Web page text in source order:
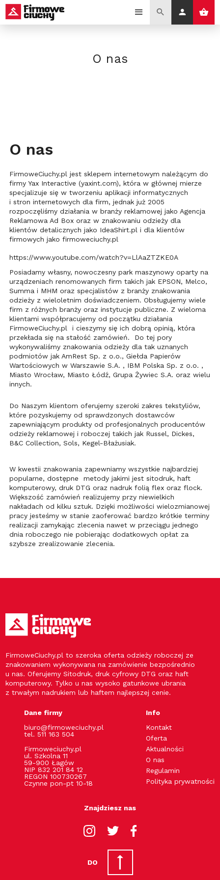
O nas
O nas
FirmoweCiuchy.pl jest sklepem internetowym należącym do
firmy Yax Interactive (yaxint.com), która w głównej mierze
specjalizuje się w tworzeniu aplikacji informatycznych
i stron internetowych dla firm, jednak już 2005
rozpoczęliśmy działania w branży reklamowej jako Agencja
Reklamowa Ad Box oraz w znakowaniu odzieży dla
klientów detalicznych jako IdeaShirt.pl i dla klientów
firmowych jako firmoweciuchy.pl
https://www.youtube.com/watch?v=LlAaZTZKE0A
Posiadamy własny, nowoczesny park maszynowy oparty na
urządzeniach renomowanych firm takich jak EPSON, Melco,
Summa i MHM oraz specjalistów z branży znakowania
odzieży z wieloletnim doświadczeniem. Obsługujemy wiele
firm z różnych branży oraz instytucje publiczne. Z wieloma
klientami współpracujemy od początku działania
FirmoweCiuchy.pl i cieszymy się ich dobrą opinią, która
przekłada się na stałość zamówień. Do tej pory
wykonywaliśmy znakowania odzieży dla tak uznanych
podmiotów jak AmRest Sp. z o.o., Giełda Papierów
Wartościowych w Warszawie S.A. , IBM Polska Sp. z o.o. ,
Miasto Wrocław, Miasto Łódź, Grupa Żywiec S.A. oraz wielu
innych.
Do Naszym klientom oferujemy szeroki zakres tekstyliów,
które pozyskujemy od sprawdzonych dostawców
zapewniającym produkty od profesjonalnych producentów
odzieży reklamowej i roboczej takich jak Russel, Dickes,
B&C Collection, Sols, Kegel-Błażusiak.
W kwestii znakowania zapewniamy wszystkie najbardziej
popularne, dostępne metody jakimi jest sitodruk, haft
komputerowy, druk DTG oraz nadruk folią flex oraz flock.
Większość zamówień realizujemy przy niewielkich
nakładach od kilku sztuk. Dzięki możliwości wielozmianowej
pracy jesteśmy w stanie zaoferować bardzo krótkie terminy
realizacji zamykając zlecenia nawet w przeciągu jednego
dnia roboczego nie pobierając dodatkowych opłat za
szybsze zrealizowanie zlecenia.
FirmoweCiuchy.pl to szeroka oferta odzieży roboczej ze
znakowaniem wykonywana na zamówienie bezpośrednio
u nas. Oferujemy Sitodruk, druk cyfrowy DTG oraz haft
komputerowy. Tylko u nas wysoko gatunkowe ubrania
z trwałym nadrukiem lub haftem najlepszej cenie.
Dane firmy
biuro@firmoweciuchy.pl
tel. 511 163 504
Firmoweciuchy.pl
ul. Szkolna 11
59-900 Łagów
NIP 832 201 84 12
REGON 100730267
Czynne pon-pt 10-18
Info
Kontakt
Oferta
Aktualności
O nas
Regulamin
Polityka prywatności
Znajdziesz nas
DO